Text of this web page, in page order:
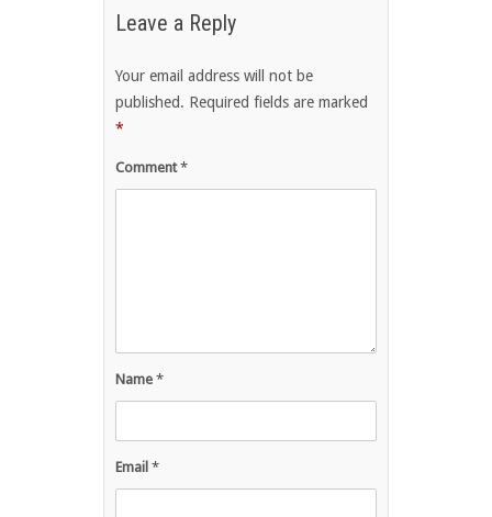
Leave a Reply
Your email address will not be
published. Required fields are marked
*
Comment*
Name *
Email *